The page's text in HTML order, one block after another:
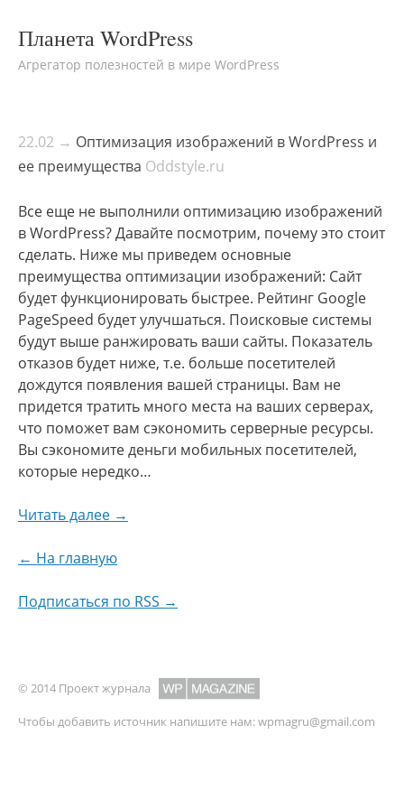
Планета WordPress
Агрегатор полезностей в мире WordPress
22.02 → Оптимизация изображений в WordPress и
ее преимущества Oddstyle.ru
Все еще не выполнили оптимизацию изображений
в WordPress? Давайте посмотрим, почему это стоит
сделать. Ниже мы приведем основные
преимущества оптимизации изображений: Сайт
будет функционировать быстрее. Рейтинг Google
PageSpeed будет улучшаться. Поисковые системы
будут выше ранжировать ваши сайты. Показатель
отказов будет ниже, т.е. больше посетителей
дождутся появления вашей страницы. Вам не
придется тратить много места на ваших серверах,
что поможет вам сэкономить серверные ресурсы.
Вы сэкономите деньги мобильных посетителей,
которые нередко…
Читать далее →
← На главную
Подписаться по RSS →
© 2014 Проект журнала
Чтобы добавить источник напишите нам:wpmagru@gmail.com